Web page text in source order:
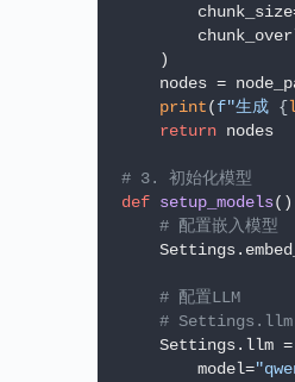
    )
nodes =
print(f"生成 {
return nodes
# 3. 初始化模型
def setup_models
# 配置嵌入模型
# 配置LLM
# Settings.llm
Settings.llm
        model=